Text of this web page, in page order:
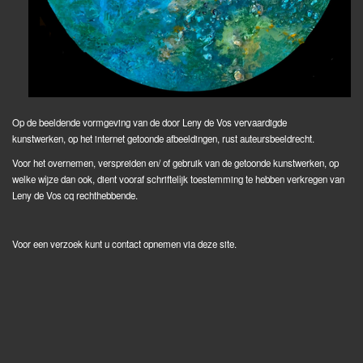
Op de beeldende vormgeving van de door Leny de Vos vervaardigde
kunstwerken, op het internet getoonde afbeeldingen, rust auteursbeeldrecht.
Voor het overnemen, verspreiden en/ of gebruik van de getoonde kunstwerken, op
welke wijze dan ook, dient vooraf schriftelijk toestemming te hebben verkregen van
Leny de Vos cq rechthebbende.
Voor een verzoek kunt u contact opnemen via deze site.